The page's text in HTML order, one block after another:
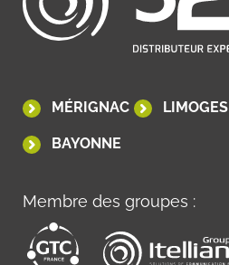
MÉRIGNAC LIMOGES
BAYONNE
Membre des groupes :